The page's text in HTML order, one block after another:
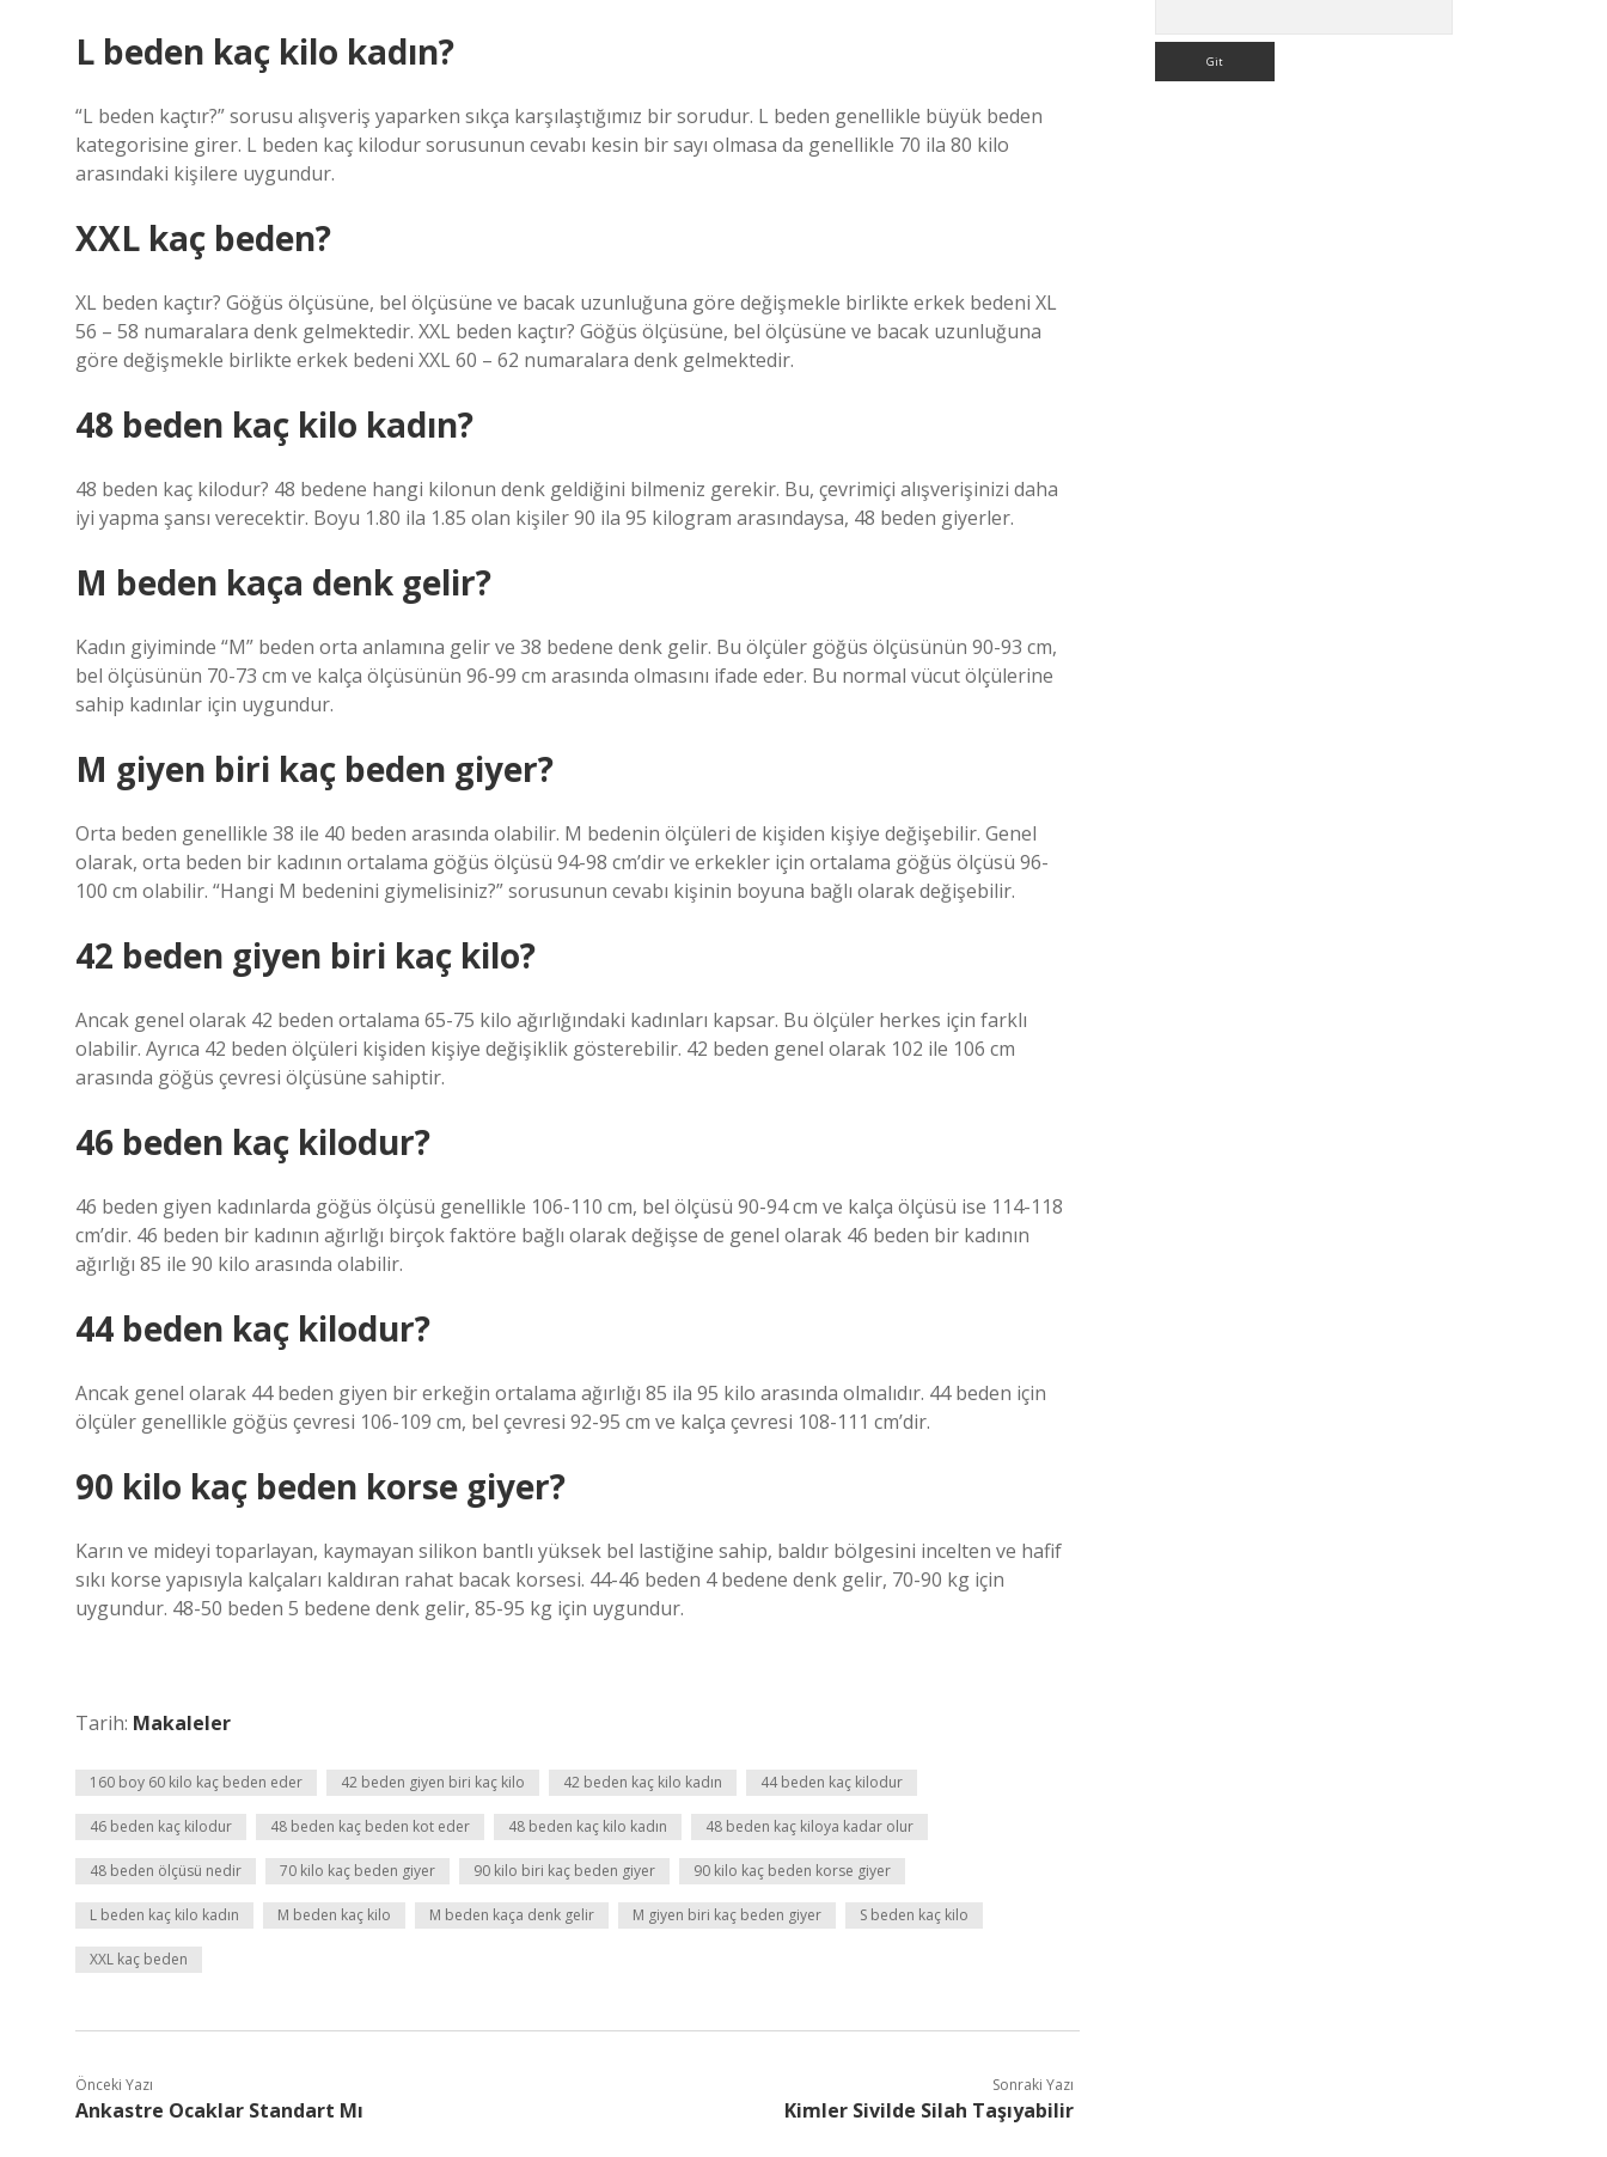
L beden kaç kilo kadın?
“L beden kaçtır?” sorusu alışveriş yaparken sıkça karşılaştığımız bir sorudur. L beden genellikle büyük beden
kategorisine girer. L beden kaç kilodur sorusunun cevabı kesin bir sayı olmasa da genellikle 70 ila 80 kilo
arasındaki kişilere uygundur.
XXL kaç beden?
XL beden kaçtır? Göğüs ölçüsüne, bel ölçüsüne ve bacak uzunluğuna göre değişmekle birlikte erkek bedeni XL
56 – 58 numaralara denk gelmektedir. XXL beden kaçtır? Göğüs ölçüsüne, bel ölçüsüne ve bacak uzunluğuna
göre değişmekle birlikte erkek bedeni XXL 60 – 62 numaralara denk gelmektedir.
48 beden kaç kilo kadın?
48 beden kaç kilodur? 48 bedene hangi kilonun denk geldiğini bilmeniz gerekir. Bu, çevrimiçi alışverişinizi daha
iyi yapma şansı verecektir. Boyu 1.80 ila 1.85 olan kişiler 90 ila 95 kilogram arasındaysa, 48 beden giyerler.
M beden kaça denk gelir?
Kadın giyiminde “M” beden orta anlamına gelir ve 38 bedene denk gelir. Bu ölçüler göğüs ölçüsünün 90-93 cm,
bel ölçüsünün 70-73 cm ve kalça ölçüsünün 96-99 cm arasında olmasını ifade eder. Bu normal vücut ölçülerine
sahip kadınlar için uygundur.
M giyen biri kaç beden giyer?
Orta beden genellikle 38 ile 40 beden arasında olabilir. M bedenin ölçüleri de kişiden kişiye değişebilir. Genel
olarak, orta beden bir kadının ortalama göğüs ölçüsü 94-98 cm’dir ve erkekler için ortalama göğüs ölçüsü 96-
100 cm olabilir. “Hangi M bedenini giymelisiniz?” sorusunun cevabı kişinin boyuna bağlı olarak değişebilir.
42 beden giyen biri kaç kilo?
Ancak genel olarak 42 beden ortalama 65-75 kilo ağırlığındaki kadınları kapsar. Bu ölçüler herkes için farklı
olabilir. Ayrıca 42 beden ölçüleri kişiden kişiye değişiklik gösterebilir. 42 beden genel olarak 102 ile 106 cm
arasında göğüs çevresi ölçüsüne sahiptir.
46 beden kaç kilodur?
46 beden giyen kadınlarda göğüs ölçüsü genellikle 106-110 cm, bel ölçüsü 90-94 cm ve kalça ölçüsü ise 114-118
cm’dir. 46 beden bir kadının ağırlığı birçok faktöre bağlı olarak değişse de genel olarak 46 beden bir kadının
ağırlığı 85 ile 90 kilo arasında olabilir.
44 beden kaç kilodur?
Ancak genel olarak 44 beden giyen bir erkeğin ortalama ağırlığı 85 ila 95 kilo arasında olmalıdır. 44 beden için
ölçüler genellikle göğüs çevresi 106-109 cm, bel çevresi 92-95 cm ve kalça çevresi 108-111 cm’dir.
90 kilo kaç beden korse giyer?
Karın ve mideyi toparlayan, kaymayan silikon bantlı yüksek bel lastiğine sahip, baldır bölgesini incelten ve hafif
sıkı korse yapısıyla kalçaları kaldıran rahat bacak korsesi. 44-46 beden 4 bedene denk gelir, 70-90 kg için
uygundur. 48-50 beden 5 bedene denk gelir, 85-95 kg için uygundur.
Tarih: Makaleler
160 boy 60 kilo kaç beden eder 42 beden giyen biri kaç kilo 42 beden kaç kilo kadın 44 beden kaç kilodur
46 beden kaç kilodur 48 beden kaç beden kot eder 48 beden kaç kilo kadın 48 beden kaç kiloya kadar olur
48 beden ölçüsü nedir 70 kilo kaç beden giyer 90 kilo biri kaç beden giyer 90 kilo kaç beden korse giyer
L beden kaç kilo kadın M beden kaç kilo M beden kaça denk gelir M giyen biri kaç beden giyer S beden kaç kilo
XXL kaç beden
Önceki Yazı
Ankastre Ocaklar Standart Mı
Sonraki Yazı
Kimler Sivilde Silah Taşıyabilir